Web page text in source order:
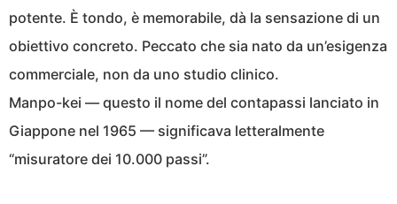
potente. È tondo, è memorabile, dà la sensazione di un
obiettivo concreto. Peccato che sia nato da un’esigenza
commerciale, non da uno studio clinico.
Manpo-kei — questo il nome del contapassi lanciato in
Giappone nel 1965 — significava letteralmente
“misuratore dei 10.000 passi”.